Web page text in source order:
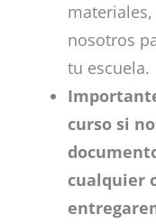
nosotros
tu escuela.
curso si
cualquier